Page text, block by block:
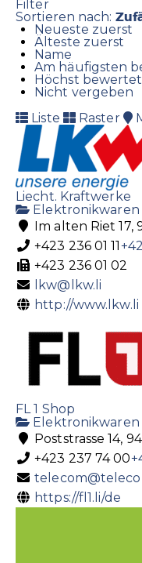
Filter
Sortieren nach:
Neueste zuerst
Älteste zuerst
Name
Am häufigsten
Höchst
Nicht vergeben
Liste
Raster
Liecht. Kraftwerke
Elektronikwaren
Im alten Riet 17,
+423 236 01 11
+423 236 01 02
lkw@lkw.li
http://www.lkw.li
FL 1 Shop
Elektronikwaren
Poststrasse 14,
+423 237 74 00
https://fl1.li/de